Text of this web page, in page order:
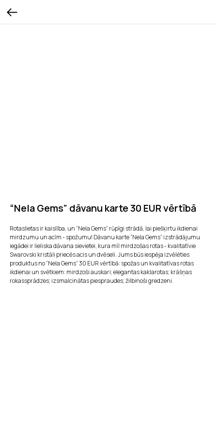
“Nela Gems” dāvanu karte 30 EUR vērtībā
Rotaslietas ir kaislība, un “Nela Gems” rūpīgi strādā, lai piešķirtu ikdienai
mirdzumu un acīm - spožumu! Dāvanu karte “Nela Gems” izstrādājumu
iegādei ir lieliska dāvana sievietei, kura mīl mirdzošas rotas - kvalitatīvie
Swarovski kristāli priecēs acis un dvēseli. Jums būs iespēja izvēlēties
produktus no “Nela Gems” 30 EUR vērtībā: spožas un kvalitatīvas rotas
ikdienai un svētkiem: mirdzoši auskari; elegantas kaklarotas; krāšņas
rokassprādzes; izsmalcinātas piespraudes; žilbinoši gredzeni.